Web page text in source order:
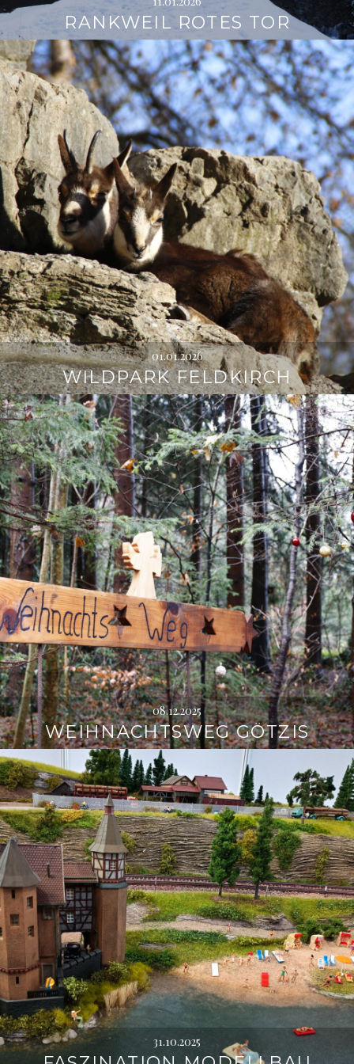
RANKWEIL ROTES TOR
01.01.2026
WILDPARK FELDKIRCH
08.12.2025
WEIHNACHTSWEG GÖTZIS
31.10.2025